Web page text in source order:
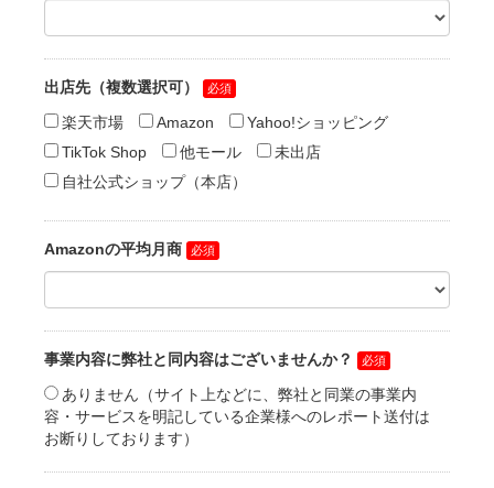
出店先（複数選択可）
楽天市場
Amazon
Yahoo!ショッピング
TikTok Shop
他モール
未出店
自社公式ショップ（本店）
Amazonの平均月商
事業内容に弊社と同内容はございませんか？
ありません（サイト上などに、弊社と同業の事業内
容・サービスを明記している企業様へのレポート送付は
お断りしております）